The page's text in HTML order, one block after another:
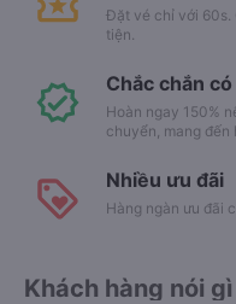
Đặt vé chỉ với 60s.
tiện.
Chắc chắn
Hoàn ngay 150%
chuyển, mang đến
Nhiều ưu đãi
Hàng ngàn ưu đãi
Khách hàng nói